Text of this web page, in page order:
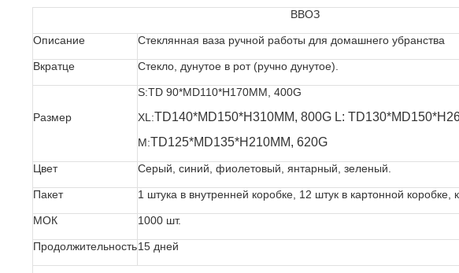
ВВОЗ
Описание Стеклянная ваза ручной работы для домашнего убранства
Вкратце Стекло, дунутое в рот (ручно дунутое).
Размер
S:TD 90*MD110*H170MM, 400G
XL:TD140*MD150*H310MM, 800G L:
М:TD125*MD135*H210MM, 620G
Цвет Серый, синий, фиолетовый, янтарный, зеленый.
Пакет 1 штука в внутренней коробке, 12 штук в картонной коробке,
МОК 1000 шт.
Продолжительность15 дней